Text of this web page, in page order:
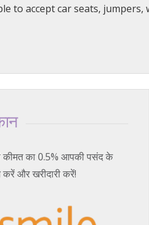
to accept car seats,
कीमत का 0.5% आपकी पसंद के
करें और खरीदारी करें!